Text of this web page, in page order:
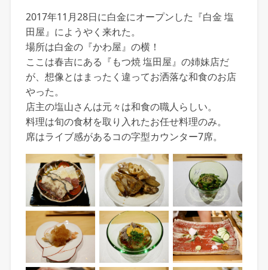
2017年11月28日に白金にオープンした『白金 塩
田屋』にようやく来れた。
場所は白金の『かわ屋』の横！
ここは春吉にある『もつ焼 塩田屋』の姉妹店だ
が、想像とはまったく違ってお洒落な和食のお店
やった。
店主の塩山さんは元々は和食の職人らしい。
料理は旬の食材を取り入れたお任せ料理のみ。
席はライブ感があるコの字型カウンター7席。